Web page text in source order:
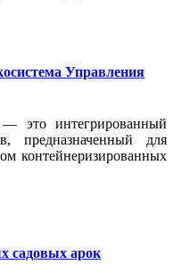
Управления
— это интегрированный
предназначенный для
контейнеризированных
садовых арок